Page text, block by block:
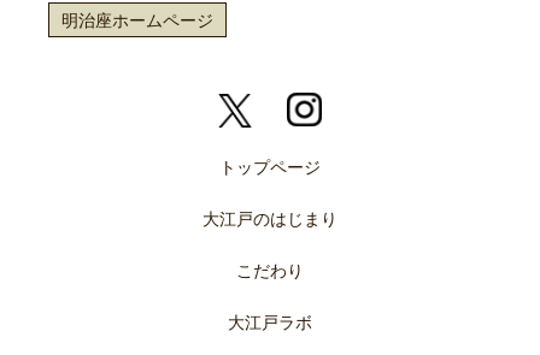
明治座ホームページ
トップページ
大江戸のはじまり
こだわり
大江戸ラボ